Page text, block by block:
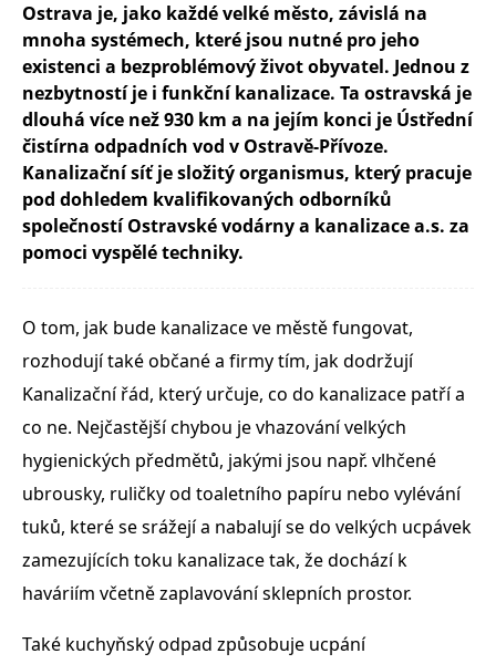
Ostrava je, jako každé velké město, závislá na
mnoha systémech, které jsou nutné pro jeho
existenci a bezproblémový život obyvatel. Jednou z
nezbytností je i funkční kanalizace. Ta ostravská je
dlouhá více než 930 km a na jejím konci je Ústřední
čistírna odpadních vod v Ostravě-Přívoze.
Kanalizační síť je složitý organismus, který pracuje
pod dohledem kvalifikovaných odborníků
společností Ostravské vodárny a kanalizace a.s. za
pomoci vyspělé techniky.
O tom, jak bude kanalizace ve městě fungovat,
rozhodují také občané a firmy tím, jak dodržují
Kanalizační řád, který určuje, co do kanalizace patří a
co ne. Nejčastější chybou je vhazování velkých
hygienických předmětů, jakými jsou např. vlhčené
ubrousky, ruličky od toaletního papíru nebo vylévání
tuků, které se srážejí a nabalují se do velkých ucpávek
zamezujících toku kanalizace tak, že dochází k
haváriím včetně zaplavování sklepních prostor.
Také kuchyňský odpad způsobuje ucpání